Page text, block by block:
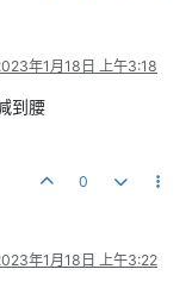
年1月18日 上午3:18
到腰
0
年1月18日 上午3:22